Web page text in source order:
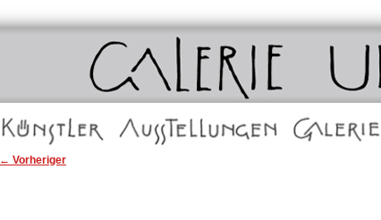
Galerie Unterlechner in
Galerie Unterlechner in Schwaz
Zum
primären
Zum
sekundären
Künstler Ausstellungen Die Galerien
Beitragsnavigation
← Vorheriger